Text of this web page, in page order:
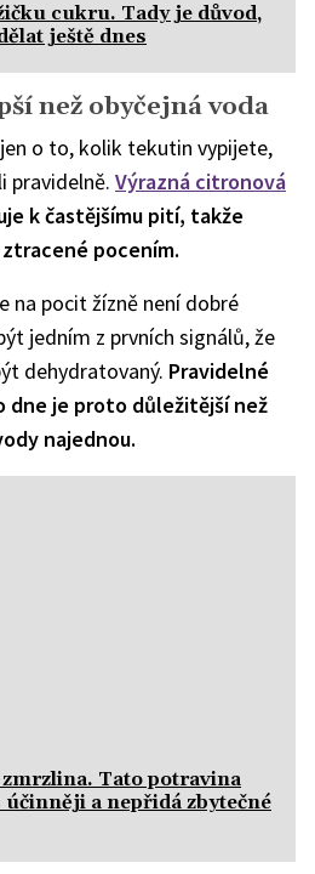
cukru. Tady je důvod,
ještě dnes
než obyčejná voda
o to, kolik tekutin vypijete,
pravidelně. Výrazná citronová
k častějšímu pití, takže
pocením.
na pocit žízně není dobré
jedním z prvních signálů, že
dehydratovaný. Pravidelné
dne je proto důležitější než
najednou.
Tato potravina
a nepřidá zbytečné